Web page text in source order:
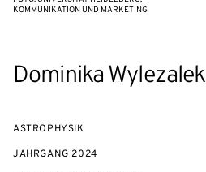
Dominika Wylezalek
ASTROPHYSIK
JAHRGANG 2024
KOMMUNIKATION UND MARKETING